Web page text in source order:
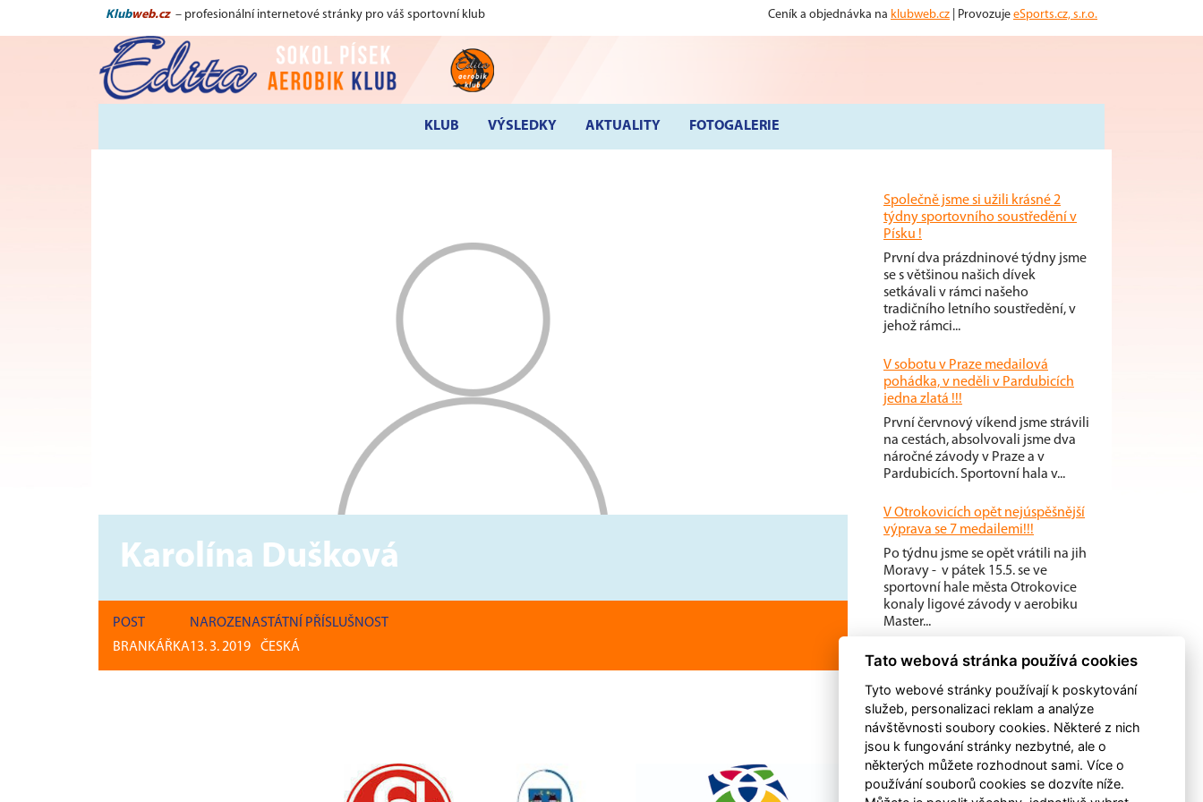
Klubweb.cz – profesionální internetové stránky pro váš sportovní klub Ceník a objednávka na klubweb.cz | Provozuje eSports.cz, s.r.o.
KLUB VÝSLEDKY AKTUALITY FOTOGALERIE
Karolína Dušková
POST
BRANKÁŘKA
NAROZENA
13. 3. 2019
STÁTNÍ PŘÍSLUŠNOST
ČESKÁ
Společně jsme si užili krásné 2
týdny sportovního soustředění v
Písku !
První dva prázdninové týdny jsme
se s většinou našich dívek
setkávali v rámci našeho
tradičního letního soustředění, v
jehož rámci...
V sobotu v Praze medailová
pohádka, v neděli v Pardubicích
jedna zlatá !!!
První červnový víkend jsme strávili
na cestách, absolvovali jsme dva
náročné závody v Praze a v
Pardubicích. Sportovní hala v...
V Otrokovicích opět nejúspěšnější
výprava se 7 medailemi!!!
Po týdnu jsme se opět vrátili na jih
Moravy - v pátek 15.5. se ve
sportovní hale města Otrokovice
konaly ligové závody v aerobiku
Master...
Tato webová stránka používá cookies
Tyto webové stránky používají k poskytování
služeb, personalizaci reklam a analýze
návštěvnosti soubory cookies. Některé z nich
jsou k fungování stránky nezbytné, ale o
některých můžete rozhodnout sami. Více o
používání souborů cookies se dozvíte níže.